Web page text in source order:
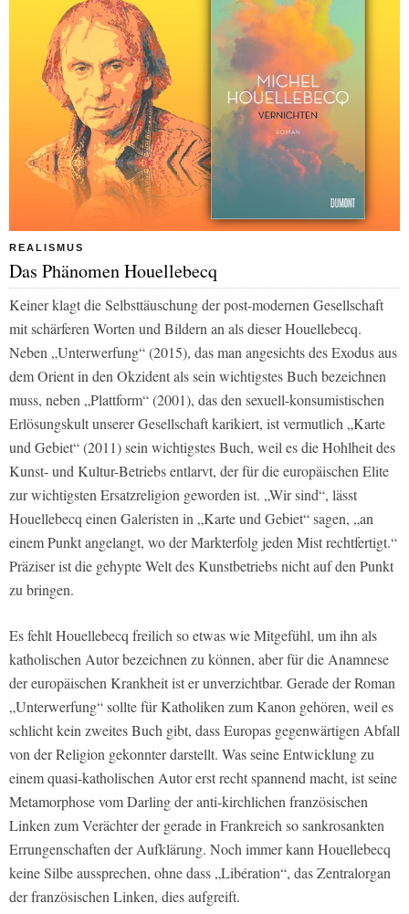
REALISMUS
Das Phänomen Houellebecq
Keiner klagt die Selbsttäuschung der post-modernen Gesellschaft
mit schärferen Worten und Bildern an als dieser Houellebecq.
Neben „Unterwerfung“ (2015), das man angesichts des Exodus aus
dem Orient in den Okzident als sein wichtigstes Buch bezeichnen
muss, neben „Plattform“ (2001), das den sexuell-konsumistischen
Erlösungskult unserer Gesellschaft karikiert, ist vermutlich „Karte
und Gebiet“ (2011) sein wichtigstes Buch, weil es die Hohlheit des
Kunst- und Kultur-Betriebs entlarvt, der für die europäischen Elite
zur wichtigsten Ersatzreligion geworden ist. „Wir sind“, lässt
Houellebecq einen Galeristen in „Karte und Gebiet“ sagen, „an
einem Punkt angelangt, wo der Markterfolg jeden Mist rechtfertigt.“
Präziser ist die gehypte Welt des Kunstbetriebs nicht auf den Punkt
zu bringen.
Es fehlt Houellebecq freilich so etwas wie Mitgefühl, um ihn als
katholischen Autor bezeichnen zu können, aber für die Anamnese
der europäischen Krankheit ist er unverzichtbar. Gerade der Roman
„Unterwerfung“ sollte für Katholiken zum Kanon gehören, weil es
schlicht kein zweites Buch gibt, dass Europas gegenwärtigen Abfall
von der Religion gekonnter darstellt. Was seine Entwicklung zu
einem quasi-katholischen Autor erst recht spannend macht, ist seine
Metamorphose vom Darling der anti-kirchlichen französischen
Linken zum Verächter der gerade in Frankreich so sankrosankten
Errungenschaften der Aufklärung. Noch immer kann Houellebecq
keine Silbe aussprechen, ohne dass „Libération“, das Zentralorgan
der französischen Linken, dies aufgreift.